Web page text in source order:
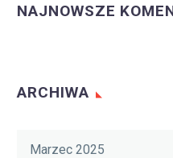
NAJNOWSZE
ARCHIWA
Marzec 2025